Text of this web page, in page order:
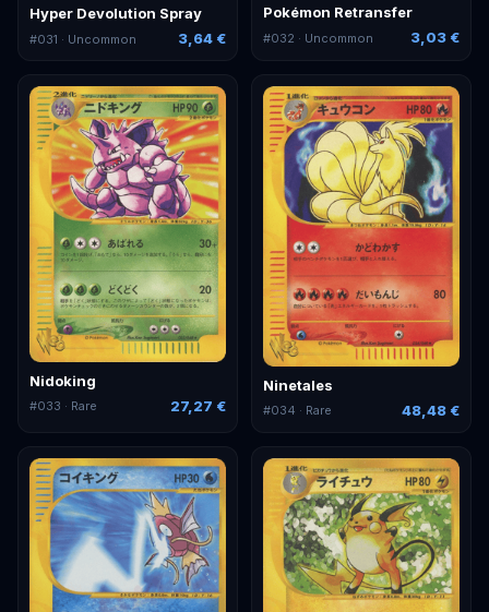
Hyper Devolution Spray
#031 · Uncommon 3,64 €
Pokémon Retransfer
#032 · Uncommon 3,03 €
Nidoking
#033 · Rare 27,27 €
Ninetales
#034 · Rare 48,48 €